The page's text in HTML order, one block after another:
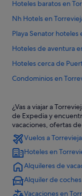
Hoteles baratos en
Nh Hotels en
Playa Senator hoteles
Hoteles de aventura
Hoteles cerca de
Condominios en
Hoteles cerca de
Hoteles con spa en
Hoteles ecológicos en
Hoteles con casino en
Pensiones en
Hoteles con
¿Vas a viajar a
de Expedia y
vacaciones, ofertas
Vuelos a Torrevieja
Hoteles en
Alquileres de
Alquiler de
Vacaciones en